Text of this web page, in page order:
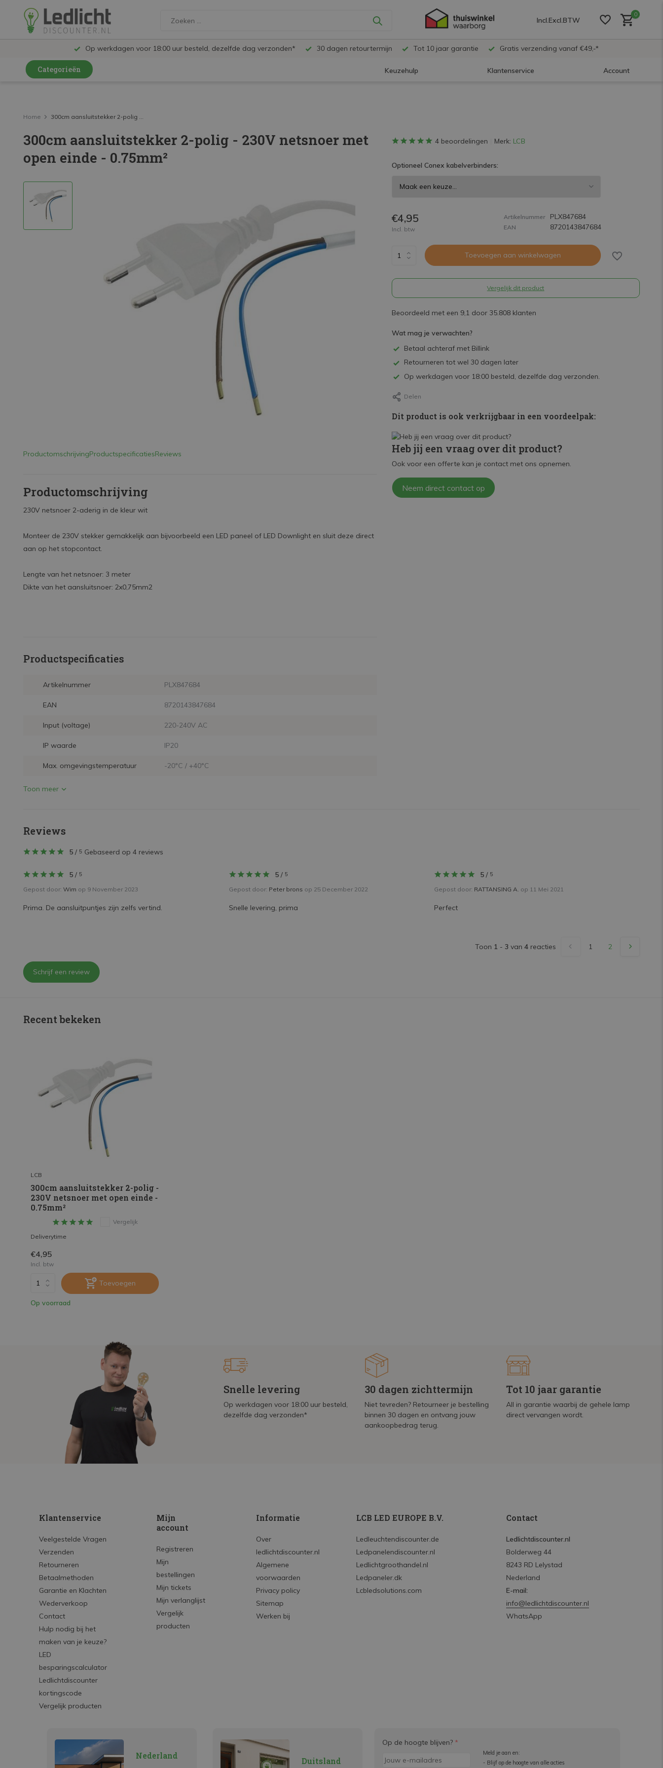
Incl.Excl.BTW
0
Op werkdagen voor 18:00 uur besteld, dezelfde dag verzonden* 30 dagen retourtermijn Tot 10 jaar garantie Gratis verzending vanaf €49,-*
Categorieën Keuzehulp Klantenservice Account
LED Railspots
LED TL
LED Noodverlichting
Home 300cm aansluitstekker 2-polig ...
300cm aansluitstekker 2-polig - 230V netsnoer met
open einde - 0.75mm²
ProductomschrijvingProductspecificatiesReviews
Productomschrijving
230V netsnoer 2-aderig in de kleur wit
Monteer de 230V stekker gemakkelijk aan bijvoorbeeld een LED paneel of LED Downlight en sluit deze direct
aan op het stopcontact.
Lengte van het netsnoer: 3 meter
Dikte van het aansluitsnoer: 2x0,75mm2
Productspecificaties
Artikelnummer PLX847684
EAN 8720143847684
Input (voltage) 220-240V AC
IP waarde IP20
Max. omgevingstemperatuur -20°C / +40°C
Toon meer
4 beoordelingen Merk: LCB
Optioneel Conex kabelverbinders:
€4,95
Incl. btw
Artikelnummer PLX847684
EAN 8720143847684
Toevoegen aan winkelwagen
Vergelijk dit product
Beoordeeld met een 9,1 door 35.808 klanten
Wat mag je verwachten?
Betaal achteraf met Billink
Retourneren tot wel 30 dagen later
Op werkdagen voor 18:00 besteld, dezelfde dag verzonden.
Delen
Dit product is ook verkrijgbaar in een voordeelpak:
Heb jij een vraag over dit product?
Ook voor een offerte kan je contact met ons opnemen.
Neem direct contact op
Reviews
5 / 5 Gebaseerd op 4 reviews
5 / 5
Gepost door: Wim op 9 November 2023
Prima. De aansluitpuntjes zijn zelfs vertind.
5/ 5
Gepost door: Peter brons op 25 December 2022
Snelle levering, prima
5 / 5
Gepost door: RATTANSING A. op 11 Mei 2021
Perfect
Toon 1 - 3 van 4 reacties 1 2
Schrijf een review
Recent bekeken
LCB
300cm aansluitstekker 2-polig -
230V netsnoer met open einde -
0.75mm²
Vergelijk
Deliverytime
€4,95
Incl. btw
Toevoegen
Op voorraad
Snelle levering
Op werkdagen voor 18:00 uur besteld,
dezelfde dag verzonden*
30 dagen zichttermijn
Niet tevreden? Retourneer je bestelling
binnen 30 dagen en ontvang jouw
aankoopbedrag terug.
Tot 10 jaar garantie
All in garantie waarbij de gehele lamp
direct vervangen wordt.
Klantenservice
Veelgestelde Vragen
Verzenden
Retourneren
Betaalmethoden
Garantie en Klachten
Wederverkoop
Contact
Hulp nodig bij het
maken van je keuze?
LED
besparingscalculator
Ledlichtdiscounter
kortingscode
Vergelijk producten
Mijn
account
Registreren
Mijn
bestellingen
Mijn tickets
Mijn verlanglijst
Vergelijk
producten
Informatie
Over
ledlichtdiscounter.nl
Algemene
voorwaarden
Privacy policy
Sitemap
Werken bij
LCB LED EUROPE B.V.
Ledleuchtendiscounter.de
Ledpanelendiscounter.nl
Ledlichtgroothandel.nl
Ledpaneler.dk
Lcbledsolutions.com
Contact
Ledlichtdiscounter.nl
Bolderweg 44
8243 RD Lelystad
Nederland
E-mail:
info@ledlichtdiscounter.nl
WhatsApp
Nederland
Duitsland
Op de hoogte blijven? *
Meld je aan en:
- Blijf op de hoogte van alle acties